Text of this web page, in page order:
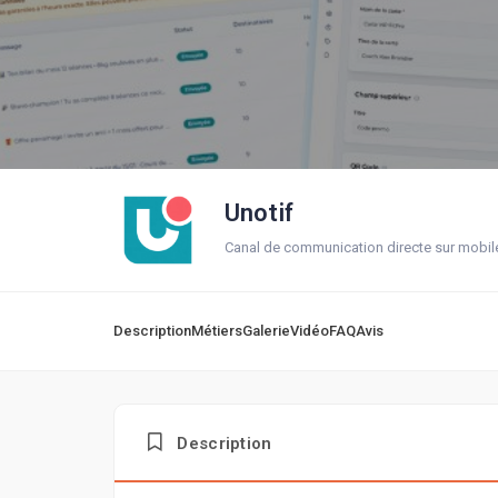
Unotif
Canal de communication directe sur
DescriptionMétiersGalerieVidéoFAQAvis
Description